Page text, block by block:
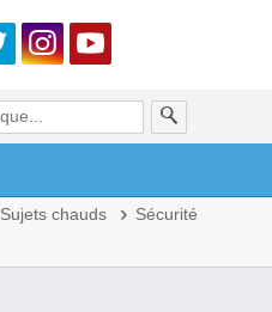
Sujets chauds
Sécurité